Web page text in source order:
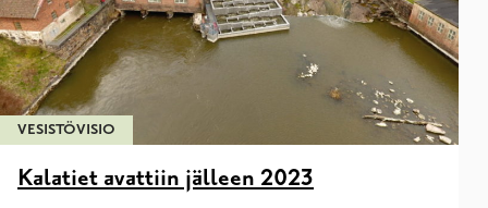
VESISTÖVISIO
Kalatiet avattiin jälleen 2023